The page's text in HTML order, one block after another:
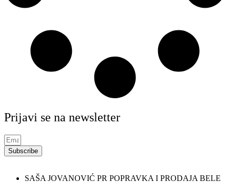
Prijavi se na newsletter
Subscribe
SAŠA JOVANOVIĆ PR POPRAVKA I PRODAJA BELE